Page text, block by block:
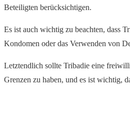
Beteiligten berücksichtigen.
Es ist auch wichtig zu beachten, dass
Kondomen oder das Verwenden von
Letztendlich sollte Tribadie eine
Grenzen zu haben, und es ist wichtig,